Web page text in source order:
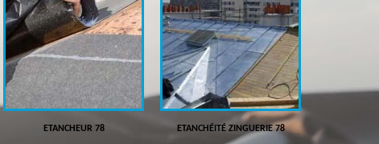
ETANCHEUR 78 ETANCHÉITÉ ZINGUERIE 78